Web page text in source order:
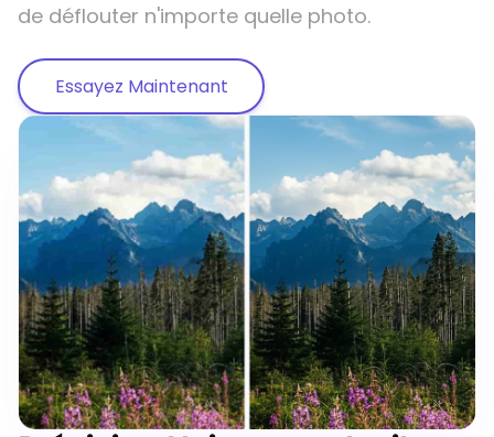
de déflouter n'importe quelle photo.
Essayez Maintenant